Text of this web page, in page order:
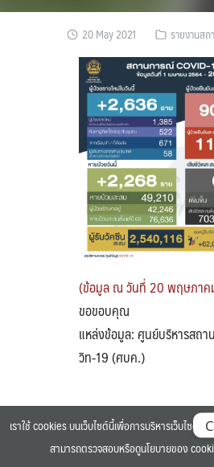
20 May 2021 รายงานส
(ข้อมูล ณ วันที่ 20 พฤษภา
ขอขอบคุณ
แหล่งข้อมูล: ศูนย์บริหารสถา
วิท-19 (ศบค.)
©2025 BANGKOK UNIVERSITY. ALL
เราใช้ cookies บนเว็บไซต์นี้เพื่อการบริหารเว็บไซต์
สามารถตรวจสอบหรือดูนโยบายของ